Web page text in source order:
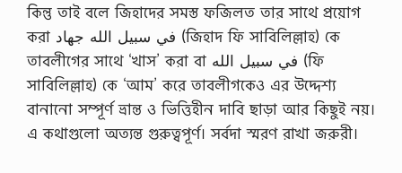
কিন্তু তাই বলে জিহাদের সমস্ত ফজিলত তার সাথে প্রয়োগ
করা في سبيل الله جهاد (জিহাদ ফি সাবিলিল্লাহ) কে
তাবলীগের সাথে ‘খাস’ করা বা في سبيل الله (ফি
সাবিলিল্লাহ) কে ‘আম’ করে তাবলীগকেও এর উদ্দেশ্য
বানানো সম্পূর্ণ ভ্রান্ত ও ভিত্তিহীন দাবি ছাড়া আর কিছুই নয়।
এ কথাগুলো অত্যন্ত গুরুত্বপূর্ণ। সর্বদা স্মরণ রাখা জরুরী।